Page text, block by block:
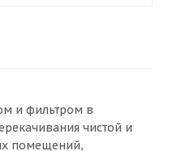
и фильтром в
чистой и
помещений,